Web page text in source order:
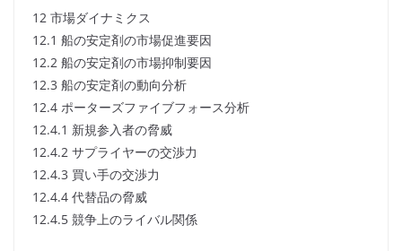
12 市場ダイナミクス
12.1 船の安定剤の市場促進要因
12.2 船の安定剤の市場抑制要因
12.3 船の安定剤の動向分析
12.4 ポーターズファイブフォース分析
12.4.1 新規参入者の脅威
12.4.2 サプライヤーの交渉力
12.4.3 買い手の交渉力
12.4.4 代替品の脅威
12.4.5 競争上のライバル関係